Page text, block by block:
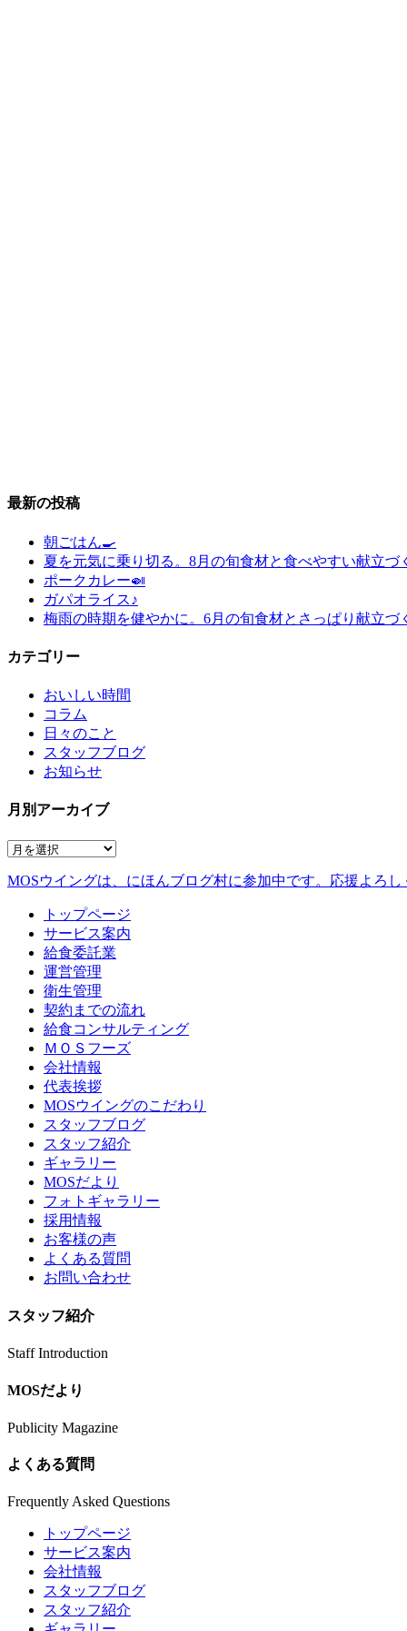
最新の投稿
朝ごはん🍳
夏を元気に乗り切る。8月の旬食材と食べやすい献立づ
ポークカレー🍛
ガパオライス♪
梅雨の時期を健やかに。6月の旬食材とさっぱり献立づ
カテゴリー
おいしい時間
コラム
日々のこと
スタッフブログ
お知らせ
月別アーカイブ
MOSウイングは、にほんブログ村に参加中です。 応援よろ
トップページ
サービス案内
給食委託業
運営管理
衛生管理
契約までの流れ
給食コンサルティング
ＭＯＳフーズ
会社情報
代表挨拶
MOSウイングのこだわり
スタッフブログ
スタッフ紹介
ギャラリー
MOSだより
フォトギャラリー
採用情報
お客様の声
よくある質問
お問い合わせ
スタッフ紹介
Staff Introduction
MOSだより
Publicity Magazine
よくある質問
Frequently Asked Questions
トップページ
サービス案内
会社情報
スタッフブログ
スタッフ紹介